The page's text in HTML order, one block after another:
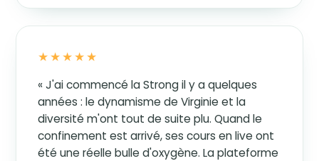
★★★★★
« J'ai commencé la Strong il y a quelques
années : le dynamisme de Virginie et la
diversité m'ont tout de suite plu. Quand le
confinement est arrivé, ses cours en live ont
été une réelle bulle d'oxygène. La plateforme